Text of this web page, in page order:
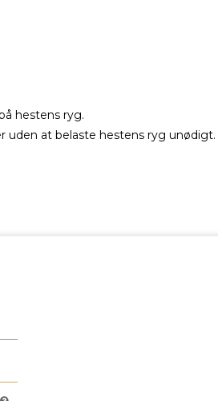
hestens ryg.
uden at belaste hestens ryg unødigt.